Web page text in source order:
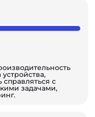
справляться с
задачами,